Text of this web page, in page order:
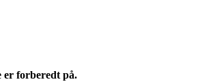
er forberedt på.